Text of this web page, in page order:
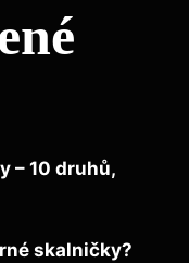
– 10 druhů,
skalničky?